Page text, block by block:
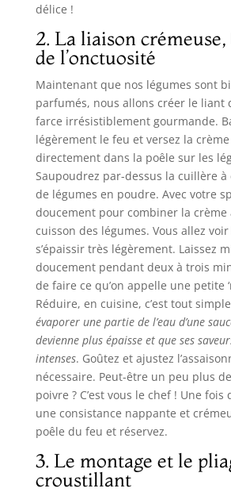
délice !
2. La liaison
de l’onctuosité
Maintenant que nos légumes sont
parfumés, nous allons créer le liant
farce irrésistiblement gourmande.
légèrement le feu et versez la
directement dans la poêle sur les
Saupoudrez par-dessus la cuillère
de légumes en poudre. Avec votre
doucement pour combiner la crème
cuisson des légumes. Vous allez
s’épaissir très légèrement. Laissez
doucement pendant deux à trois
de faire ce qu’on appelle une petite
Réduire, en cuisine, c’est tout
évaporer une partie de l’eau d’une
devienne plus épaisse et que ses
intenses. Goûtez et ajustez
nécessaire. Peut-être un peu plus
poivre ? C’est vous le chef ! Une fois
une consistance nappante et
poêle du feu et réservez.
3. Le montage et le
croustillant